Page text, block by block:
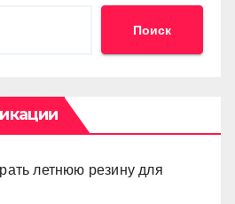
Поиск
летнюю резину для